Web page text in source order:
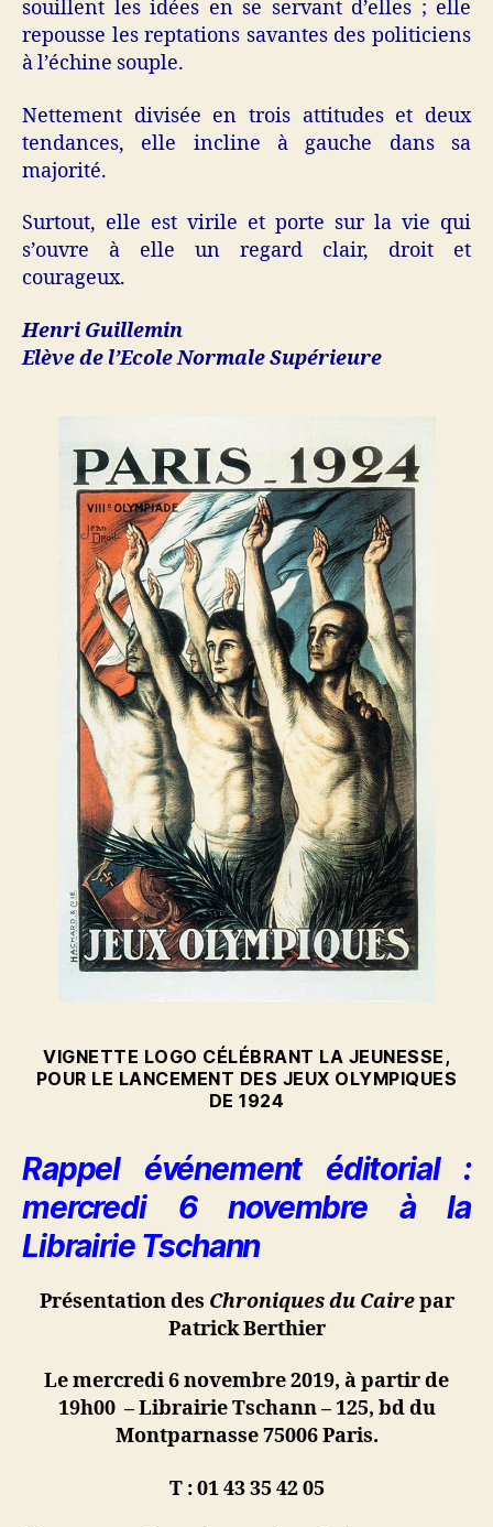
souillent les idées en se servant d’elles ; elle
repousse les reptations savantes des politiciens
à l’échine souple.
Nettement divisée en trois attitudes et deux
tendances, elle incline à gauche dans sa
majorité.
Surtout, elle est virile et porte sur la vie qui
s’ouvre à elle un regard clair, droit et
courageux.
Henri Guillemin
Elève de l’Ecole Normale Supérieure
VIGNETTE LOGO CÉLÉBRANT LA JEUNESSE,
POUR LE LANCEMENT DES JEUX OLYMPIQUES
DE 1924
Rappel événement éditorial :
mercredi 6 novembre à la
Librairie Tschann
Présentation des Chroniques du Cairepar
Patrick Berthier
Le mercredi 6 novembre 2019, à partir de
19h00 – Librairie Tschann – 125, bd du
Montparnasse 75006 Paris.
T : 01 43 35 42 05